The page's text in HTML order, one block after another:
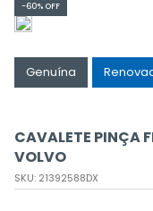
-60% OFF
Genuína
CAVALETE PINÇA
VOLVO
SKU: 21392588DX